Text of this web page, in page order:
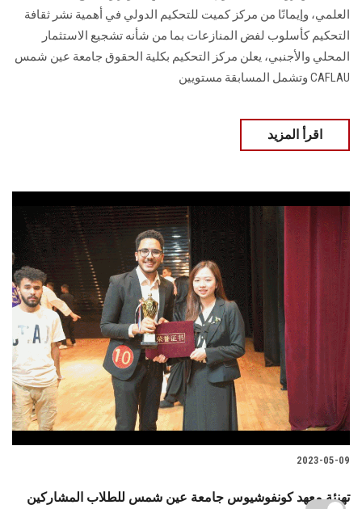
العلمي، وإيمانًا من مركز كميت للتحكيم الدولي في أهمية نشر ثقافة
التحكيم كأسلوب لفض المنازعات بما من شأنه تشجيع الاستثمار
المحلي والأجنبي، يعلن مركز التحكيم بكلية الحقوق جامعة عين شمس
CAFLAU وتشمل المسابقة مستويين
اقرأ المزيد
2023-05-09
تهنئة معهد كونفوشيوس جامعة عين شمس للطلاب المشاركين